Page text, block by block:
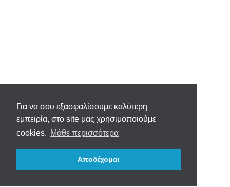
Για να σου εξασφαλίσουμε καλύτερη
εμπειρία, στο site μας χρησιμοποιούμε
cookies. Μάθε περισσότερα
Αποδέχομαι